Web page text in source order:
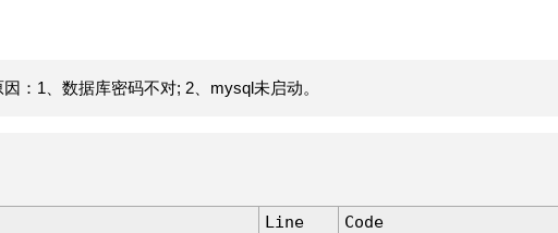
：1、数据库密码不对; 2、mysql未启动。
Line
Code